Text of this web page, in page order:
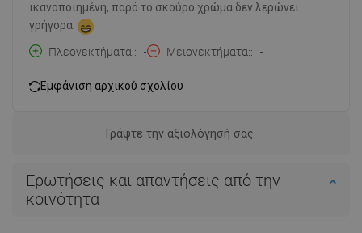
ικανοποιημένη, παρά το σκούρο χρώμα δεν λερώνει
γρήγορα.
Πλεονεκτήματα: - Μειονεκτήματα: -
Εμφάνιση αρχικού σχολίου
Γράψτε την αξιολόγησή σας.
Ερωτήσεις και απαντήσεις από την
κοινότητα